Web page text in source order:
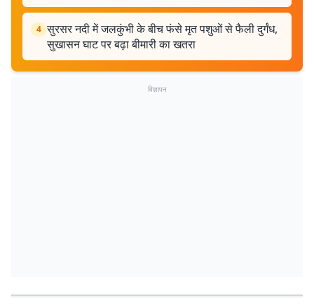
4 सुरसर नदी में जलकुंभी के बीच फंसे मृत पशुओं से फैली दुर्गंध,
सुखासन घाट पर बढ़ा बीमारी का खतरा
विज्ञापन